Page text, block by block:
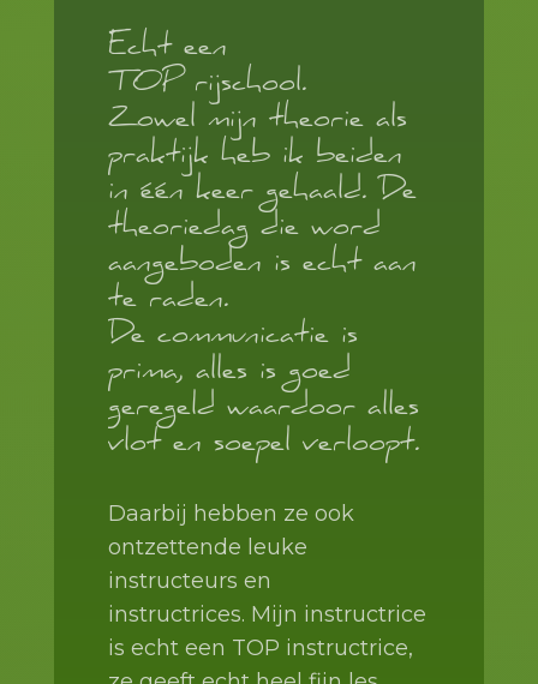
Echt een
TOP rijschool.
Zowel mijn theorie als
praktijk heb ik beiden
in één keer gehaald. De
theoriedag die word
aangeboden is echt aan
te raden.
De communicatie is
prima, alles is goed
geregeld waardoor alles
vlot en soepel verloopt.
Daarbij hebben ze ook
ontzettende leuke
instructeurs en
instructrices. Mijn instructrice
is echt een TOP instructrice,